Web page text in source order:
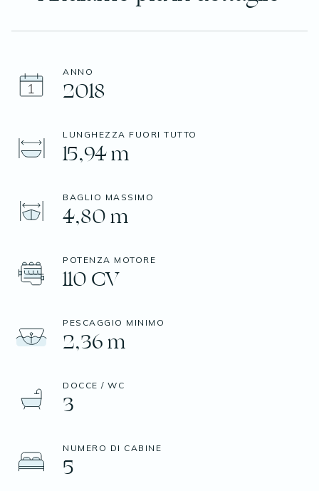
ANNO
2018
LUNGHEZZA FUORI TUTTO
15,94 m
BAGLIO MASSIMO
4,80 m
POTENZA MOTORE
110 CV
PESCAGGIO MINIMO
2,36 m
DOCCE / WC
3
NUMERO DI CABINE
5